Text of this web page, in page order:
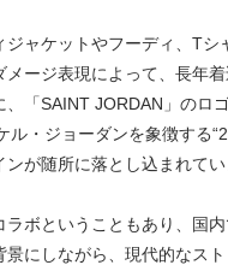
ャケットやフーディ、T
ージ表現によって、長年
「SAINT JORDAN」のロ
ル・ジョーダンを象徴する
が随所に落とし込まれてい
ボということもあり、国
にしながら、現代的なス